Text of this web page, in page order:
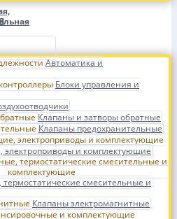
Автоматика и
Блоки управления и
Клапаны и затворы обратные
Клапаны предохранительные
и комплектующие
смесительные и
Клапаны электромагнитные